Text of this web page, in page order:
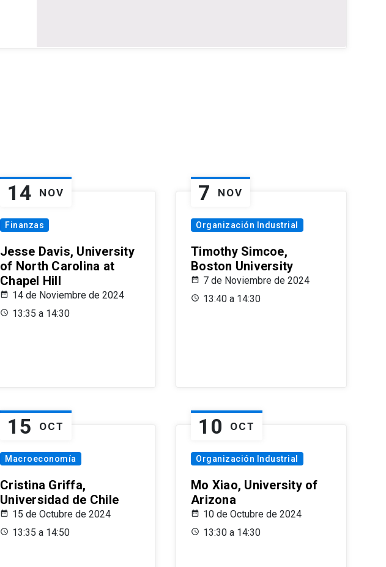
14 NOV
Finanzas
Jesse Davis, University
of North Carolina at
Chapel Hill
14 de Noviembre de 2024
13:35 a 14:30
7 NOV
Organización Industrial
Timothy Simcoe,
Boston University
7 de Noviembre de 2024
13:40 a 14:30
15 OCT
Macroeconomía
Cristina Griffa,
Universidad de Chile
15 de Octubre de 2024
13:35 a 14:50
10 OCT
Organización Industrial
Mo Xiao, University of
Arizona
10 de Octubre de 2024
13:30 a 14:30